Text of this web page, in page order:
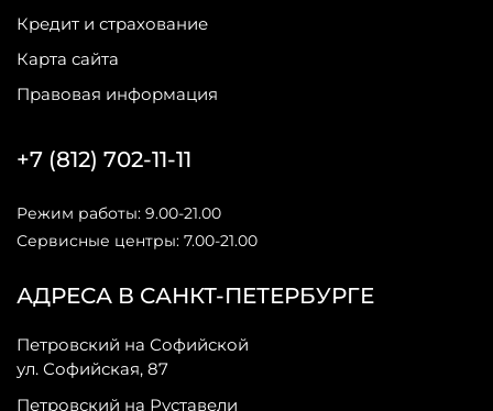
Кредит и страхование
Карта сайта
Правовая информация
АДРЕСА В САНКТ-ПЕТЕРБУРГЕ
Петровский на Софийской
ул. Софийская, 87
Петровский на Руставели
+7 (812) 702-11-11
Режим работы: 9.00-21.00
Сервисные центры: 7.00-21.00